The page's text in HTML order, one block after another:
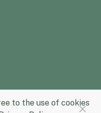
to the use of cookies